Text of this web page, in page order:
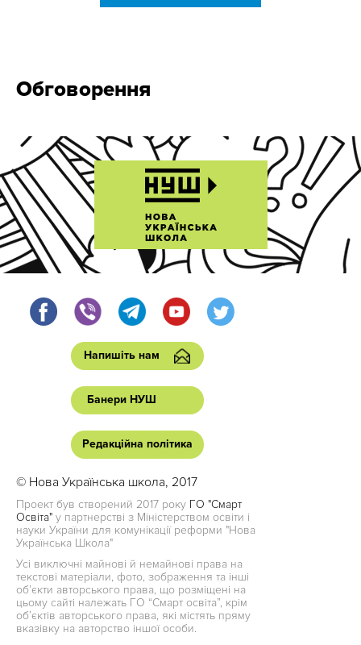
Обговорення
Напишіть нам
Банери НУШ
Редакційна політика
© Нова Українська школа, 2017
Проект був створений 2017 року ГО "Смарт
Освіта" у партнерстві з Міністерством освіти і
науки України для комунікації реформи "Нова
Українська Школа"
Усі виключні майнові й немайнові права на
текстові матеріали, фото, зображення та інші
об’єкти авторського права, що розміщені на
цьому сайті належать ГО “Смарт освіта”, крім
об’єктів авторського права, які містять пряму
вказівку на авторство іншої особи.